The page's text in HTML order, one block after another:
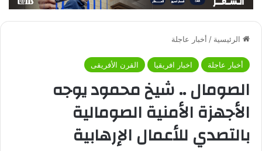
الرئيسية / أخبار عاجلة
أخبار عاجلة اخبار افريقيا القرن الأفريقى
الصومال .. شيخ محمود يوجه
الأجهزة الأمنية الصومالية
بالتصدي للأعمال الإرهابية